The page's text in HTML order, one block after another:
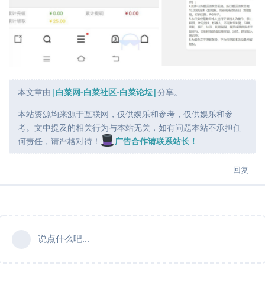
本文章由 |白菜网-白菜社区-白菜论坛|分享。
本站资源均来源于互联网，仅供娱乐和参考，仅供娱乐和参
考。文中提及的相关行为与本站无关，如有问题本站不承担任
何责任，请严格对待！
广告合作请联系站长！
回复
说点什么吧...